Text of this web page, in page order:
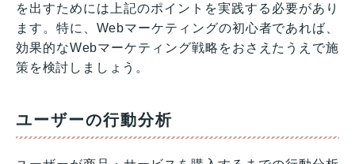
を出すためには上記のポイントを実践する必要があり
ます。特に、Webマーケティングの初心者であれば、
効果的なWebマーケティング戦略をおさえたうえで施
策を検討しましょう。
ユーザーの行動分析